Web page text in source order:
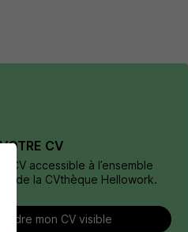
CV
CV accessible à l’ensemble
de la CVthèque Hellowork.
Rendre mon CV visible